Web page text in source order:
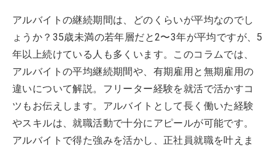
アルバイトの継続期間は、どのくらいが平均なのでし
ょうか？35歳未満の若年層だと2〜3年が平均ですが、5
年以上続けている人も多くいます。このコラムでは、
アルバイトの平均継続期間や、有期雇用と無期雇用の
違いについて解説。フリーター経験を就活で活かすコ
ツもお伝えします。アルバイトとして長く働いた経験
やスキルは、就職活動で十分にアピールが可能です。
アルバイトで得た強みを活かし、正社員就職を叶えま